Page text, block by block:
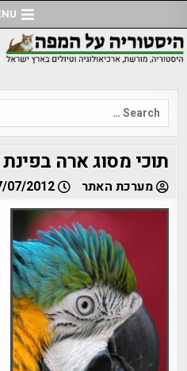
to
content
Search
for:
תוכי מסוג ארה
מערכת האתר 27/07/2012